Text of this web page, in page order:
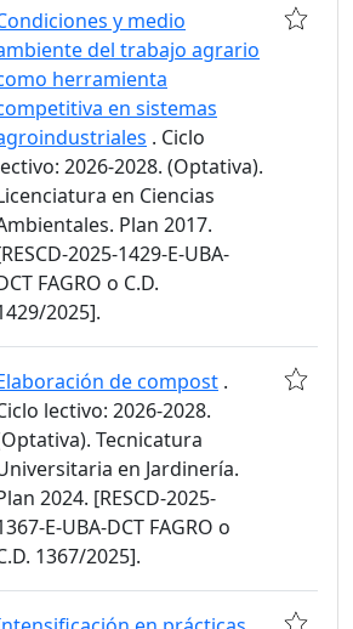
y medio
del trabajo agrario
herramienta
en sistemas
. Ciclo
2026-2028. (Optativa).
en Ciencias
Plan 2017.
2025-1429-E-UBA-
FAGRO o C.D.
2025].
de compost .
lectivo: 2026-2028.
Tecnicatura
en Jardinería.
2024. [RESCD-2025-
E-UBA-DCT FAGRO o
1367/2025].